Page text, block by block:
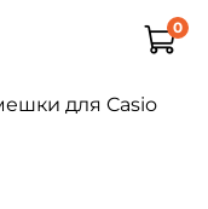
0
для Casio